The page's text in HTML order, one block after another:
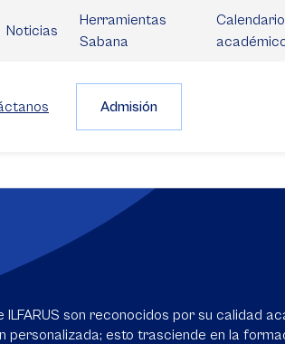
Noticias
Herramientas
Sabana
Calendario
Admisión
son reconocidos por su calidad
personalizada; esto trasciende en la